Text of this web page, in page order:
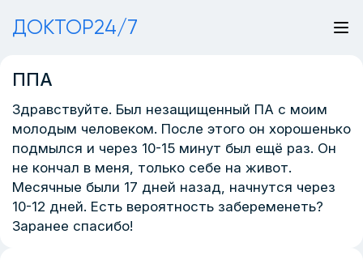
ДОКТОР24/7
ППА
Здравствуйте. Был незащищенный ПА с моим
молодым человеком. После этого он хорошенько
подмылся и через 10-15 минут был ещё раз. Он
не кончал в меня, только себе на живот.
Месячные были 17 дней назад, начнутся через
10-12 дней. Есть вероятность забеременеть?
Заранее спасибо!